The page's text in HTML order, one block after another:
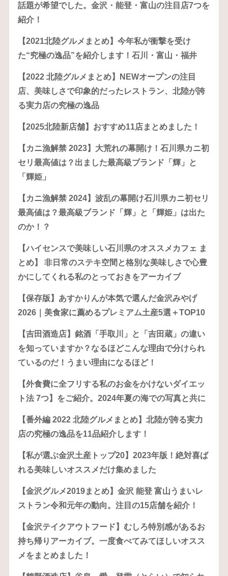
話題が希望でした。金沢・能登・富山の注目店7つを
紹介！
【2021北陸グルメまとめ】今年私が衝撃を受け
た“究極の逸品”を紹介します！石川・富山・福井
【2022 北陸グルメまとめ】NEWオープンの注目
店、美味しさで印象的だったレストラン、北陸が誇
る実力店の究極の逸品
【2025北陸新店舗】おすすめ11店まとめました！
【カニ漁解禁 2023】大荒れの幕開け！石川県カニ初
セリ最高値は？出ました最高級ブランド「輝」と
「輝姫」
【カニ漁解禁 2024】波乱の幕開け石川県カニ初セリ
最高値は？最高級ブランド「輝」と「輝姫」は出た
のか！？
【ハイセンスで美味しい石川県のオススメカフェ ま
とめ】 非日常のステキ空間と格別な美味しさで心豊
かにしてくれる私のとっておきをアーカイブ
【保存版】あすかりんが本気で選んだ金沢みやげ
2026｜美食家に薦めるプレミアム土産5選＋TOP10
【吉田酒造店】銘酒「手取川」と「吉田蔵」の違い
を知っていますか？なるほどこんな理由で分けられ
ているのだ！うまい理由になるほど！
【外食費に全フリする私のお金をかけないダイエッ
ト法 7つ】をご紹介。2024年夏の海での写真と共に
【番外編 2022 北陸グルメまとめ】北陸が誇る実力
店の究極の逸品を11品紹介します！
【私が選ぶ金沢土産トップ20】2023年版！絶対喜ば
れる美味しいオススメだけ集めました
【金沢グルメ2019まとめ】金沢 能登 富山うまいレ
ストラン令和元年の動向。注目の15店舗を紹介！
【金沢テイクアウトフード】むしろ特別感があるお
持ち帰りアーカイブ。一度食べてみてほしいオスス
メをまとめました！